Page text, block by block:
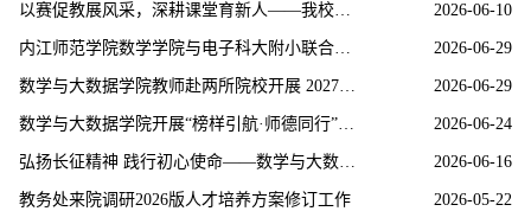
2026-06-10
以赛促教展风采，深耕课堂育新人——我校举办第一届教育硕士研究生教学技能大赛
2026-06-29
内江师范学院数学学院与电子科大附小联合举办协同育人研讨会
2026-06-29
数学与大数据学院教师赴两所院校开展 2027年研究生招生宣讲
2026-06-24
数学与大数据学院开展“榜样引航·师德同行”专题教育活动
2026-06-16
弘扬长征精神 践行初心使命——数学与大数据学院开展长征精神专题宣讲
2026-05-22
教务处来院调研2026版人才培养方案修订工作